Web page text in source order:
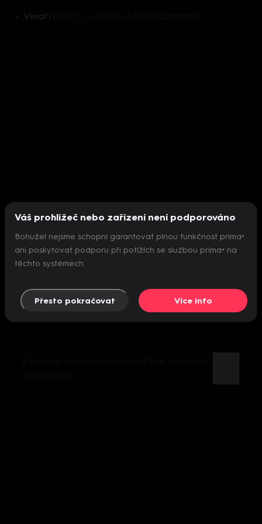
Vinaři
Nepodařilo se inicializovat přehrávač
Váš prohlížeč nebo zařízení není podporováno
Bohužel nejsme schopni garantovat plnou funkčnost prima+
ani poskytovat podporu při potížích se službou prima+ na
těchto systémech.
Přesto pokračovat Více info